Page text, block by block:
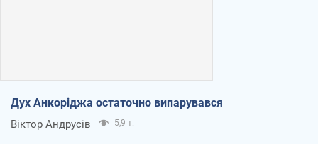
Дух Анкоріджа остаточно випарувався
Віктор Андрусів 5,9 т.